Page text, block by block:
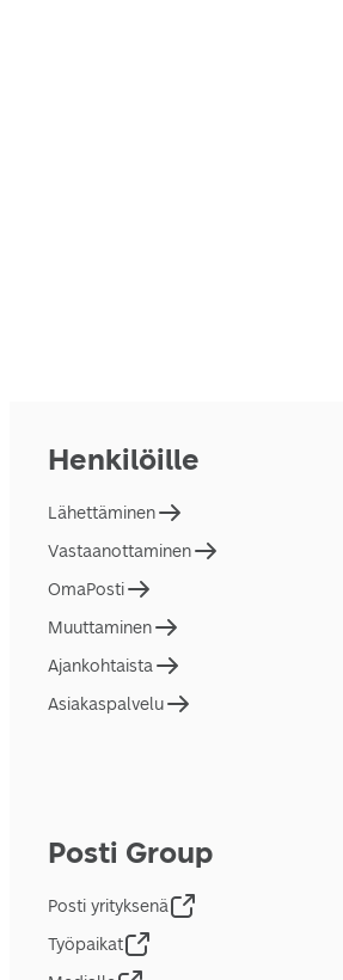
Henkilöille
Lähettäminen
Vastaanottaminen
OmaPosti
Muuttaminen
Ajankohtaista
Asiakaspalvelu
Posti Group
Posti yrityksenä
Työpaikat